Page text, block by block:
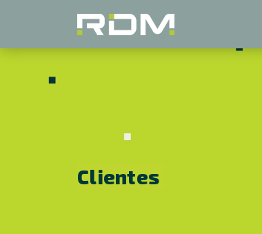
Clientes